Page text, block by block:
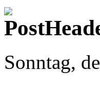
Sonntag,